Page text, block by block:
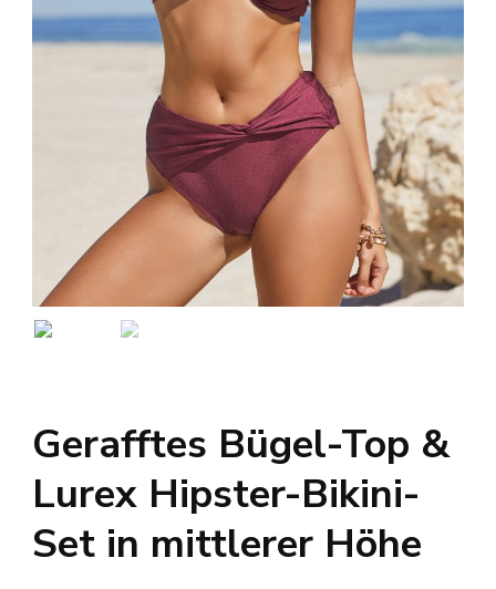
Gerafftes Bügel-Top &
Lurex Hipster-Bikini-
Set in mittlerer Höhe